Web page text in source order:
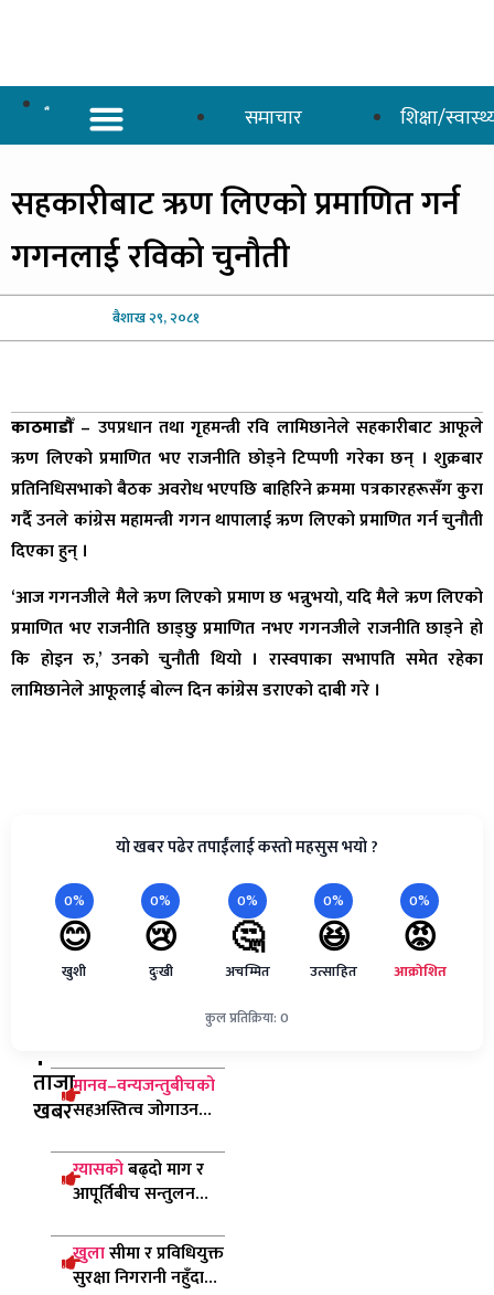
समाचार शिक्षा/
सहकारीबाटऋण लिएको प्रमाणित गर्न
गगनलाई रविको चुनौती
बैशाख२९, २०८१
काठमाडौँ– उपप्रधान तथा गृहमन्त्री रवि लामिछानेले सहकारीबाट आफूले
ऋण लिएको प्रमाणित भए राजनीति छोड्ने टिप्पणी गरेका छन् । शुक्रबार
प्रतिनिधिसभाको बैठक अवरोध भएपछि बाहिरिने क्रममा पत्रकारहरूसँग कुरा
गर्दै उनले कांग्रेस महामन्त्री गगन थापालाई ऋण लिएको प्रमाणित गर्न चुनौती
दिएका हुन् ।
‘आज गगनजीले मैले ऋण लिएको प्रमाण छ भन्नुभयो, यदि मैले ऋण लिएको
प्रमाणित भए राजनीति छाड्छु प्रमाणित नभए गगनजीले राजनीति छाड्ने हो
कि होइन रु,’ उनको चुनौती थियो । रास्वपाका सभापति समेत रहेका
लामिछानेले आफूलाई बोल्न दिन कांग्रेस डराएको दाबी गरे ।
यो खबर पढेर तपाईंलाई कस्तो महसुस भयो ?
0%
😊
खुशी
0%
😢
दुःखी
0%
🤔
अचम्मित
0%
😆
उत्साहित
0%
😡
आक्रोशित
कुल प्रतिक्रिया: 0
ताजा
खबर
मानव–वन्यजन्तुबीचको
सहअस्तित्व जोगाउन
मन्त्री चौधरी
ग्यासकोबढ्दो माग र
आपूर्तिबीच सन्तुलन
प्रयासरतः उद्योगमन्त्री
खुलासीमा र प्रविधियुक्त
सुरक्षा निगरानी नहुँदा